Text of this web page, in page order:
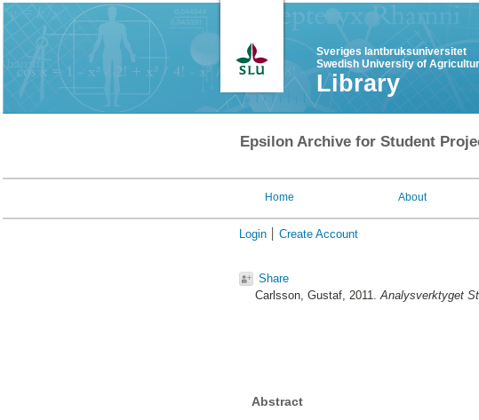
Sveriges lantbruksuniversitet
Swedish University of
Library
Epsilon Archive for Student
Home About
Login Create Account
Share
Carlsson, Gustaf, 2011.Analysverktyget
Abstract